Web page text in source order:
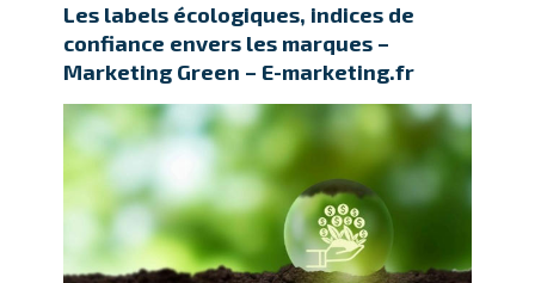
Les labels écologiques, indices de
confiance envers les marques –
Marketing Green – E-marketing.fr